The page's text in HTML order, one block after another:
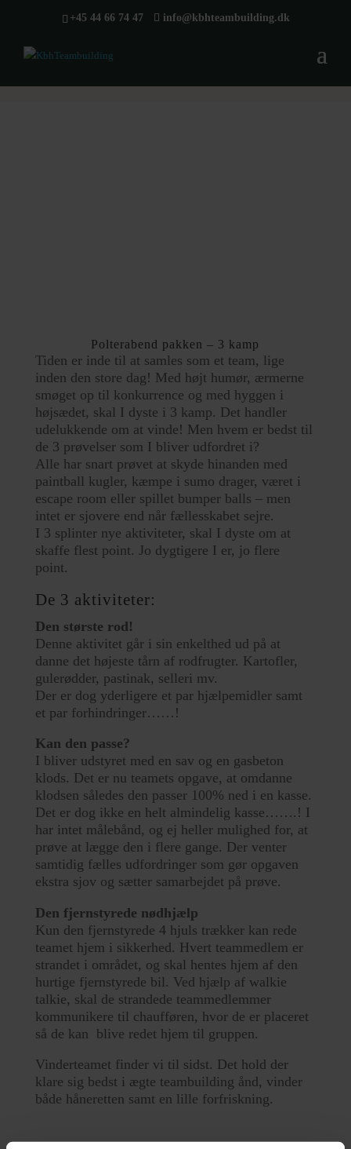
+45 44 66 74 47 info@kbhteambuilding.dk
Polterabend pakken – 3 kamp
Tiden er inde til at samles som et team, lige
inden den store dag! Med højt humør, ærmerne
smøget op til konkurrence og med hyggen i
højsædet, skal I dyste i 3 kamp. Det handler
udelukkende om at vinde! Men hvem er bedst til
de 3 prøvelser som I bliver udfordret i?
Alle har snart prøvet at skyde hinanden med
paintball kugler, kæmpe i sumo drager, været i
escape room eller spillet bumper balls – men
intet er sjovere end når fællesskabet sejre.
I 3 splinter nye aktiviteter, skal I dyste om at
skaffe flest point. Jo dygtigere I er, jo flere
point.
De 3 aktiviteter:
Den største rod!
Denne aktivitet går i sin enkelthed ud på at
danne det højeste tårn af rodfrugter. Kartofler,
gulerødder, pastinak, selleri mv.
Der er dog yderligere et par hjælpemidler samt
et par forhindringer……!
Kan den passe?
I bliver udstyret med en sav og en gasbeton
klods. Det er nu teamets opgave, at omdanne
klodsen således den passer 100% ned i en kasse.
Det er dog ikke en helt almindelig kasse…….! I
har intet målebånd, og ej heller mulighed for, at
prøve at lægge den i flere gange. Der venter
samtidig fælles udfordringer som gør opgaven
ekstra sjov og sætter samarbejdet på prøve.
Den fjernstyrede nødhjælp
Kun den fjernstyrede 4 hjuls trækker kan rede
teamet hjem i sikkerhed. Hvert teammedlem er
strandet i området, og skal hentes hjem af den
hurtige fjernstyrede bil. Ved hjælp af walkie
talkie, skal de strandede teammedlemmer
kommunikere til chaufføren, hvor de er placeret
så de kan blive redet hjem til gruppen.
Vinderteamet finder vi til sidst. Det hold der
klare sig bedst i ægte teambuilding ånd, vinder
både håneretten samt en lille forfriskning.